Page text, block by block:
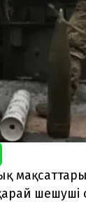
шешуші